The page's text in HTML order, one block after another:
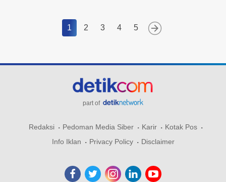
1 2 3 4 5
part of
Redaksi Pedoman Media Siber Karir
Kotak Pos
Info Iklan
Privacy Policy Disclaimer